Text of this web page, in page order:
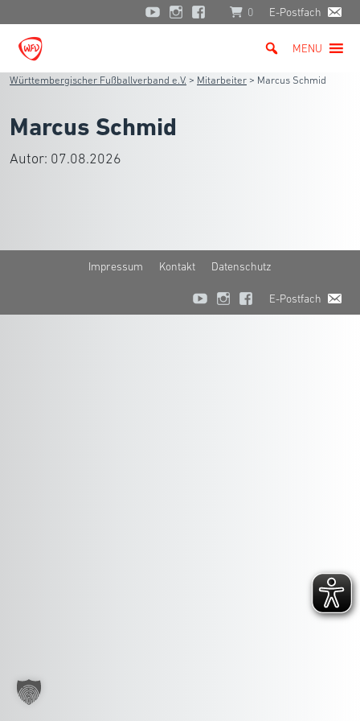
0 E-Postfach
MENU
Württembergischer Fußballverband e.V. > Mitarbeiter > Marcus Schmid
Marcus Schmid
Autor: 07.08.2026
Impressum Kontakt Datenschutz
E-Postfach